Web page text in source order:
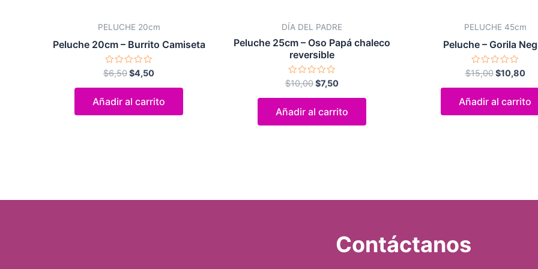
PELUCHE 20cm
Peluche 20cm – Burrito Camiseta
Valorado
con
0
5
$6,50$4,50
Añadir al carrito
DÍA DEL PADRE
Peluche 25cm – Oso Papá chaleco
reversible
Valorado
con
0
5
$10,00$7,50
Añadir al carrito
PELUCHE 45cm
Peluche – Gorila
Valorado
con
0
5
$15,00 $10,80
Añadir al carrito
Contáctanos